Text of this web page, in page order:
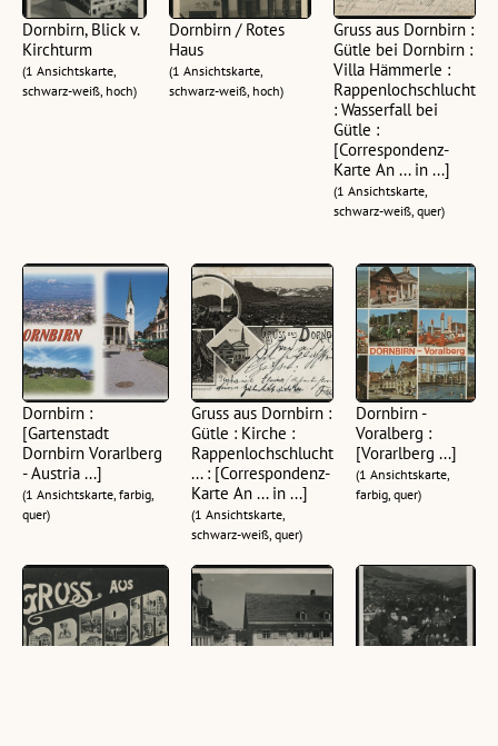
Dornbirn, Blick v.
Kirchturm
(1 Ansichtskarte,
schwarz-weiß, hoch)
Dornbirn / Rotes
Haus
(1 Ansichtskarte,
schwarz-weiß, hoch)
Gruss aus Dornbirn :
Gütle bei Dornbirn :
Villa Hämmerle :
Rappenlochschlucht
: Wasserfall bei
Gütle :
[Correspondenz-
Karte An ... in ...]
(1 Ansichtskarte,
schwarz-weiß, quer)
Dornbirn :
[Gartenstadt
Dornbirn Vorarlberg
- Austria ...]
(1 Ansichtskarte, farbig,
quer)
Gruss aus Dornbirn :
Gütle : Kirche :
Rappenlochschlucht
... : [Correspondenz-
Karte An ... in ...]
(1 Ansichtskarte,
schwarz-weiß, quer)
Dornbirn -
Voralberg :
[Vorarlberg ...]
(1 Ansichtskarte,
farbig, quer)